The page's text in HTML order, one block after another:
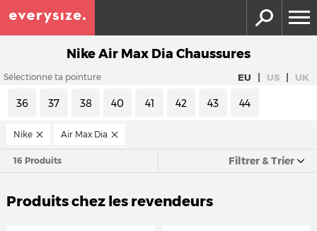
Nike Air Max Dia Chaussures
Sélectionne ta pointure EU | US | UK
36 37 38 40 41 42 43 44
Nike Air Max Dia
16 Produits Filtrer & Trier
Produits chez les revendeurs